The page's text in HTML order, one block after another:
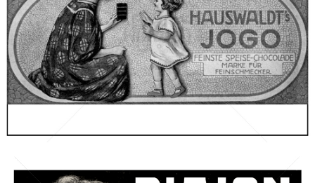
HAUSWALDT
Johann Gottlieb Hauswaldt, Neustadt bei Magdeburg
1910